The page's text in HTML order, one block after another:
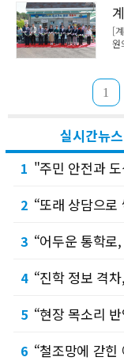
[
원
1
실시간뉴스
1 "주민 안전과 도심 경관
2 “또래 상담으로 쌓인 마음
3 “어두운 통학로, AI 스마트
4 “진학 정보 격차, 공공 지원
5 “현장 목소리 반영해 보육
6 “철조망에 갇힌 야생 너구